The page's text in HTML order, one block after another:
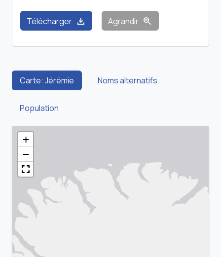
Télécharger download Agrandir zoom_in
Carte: Jérémie Noms alternatifs
Population
+
−